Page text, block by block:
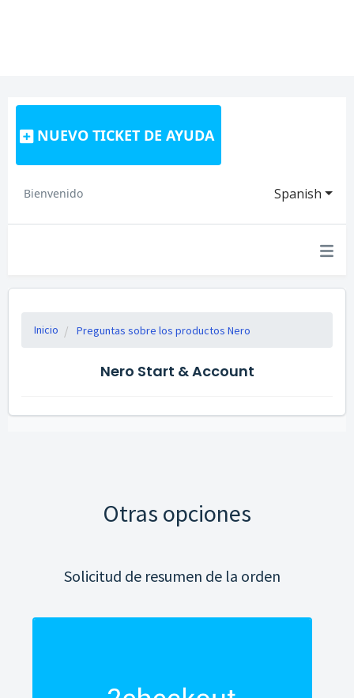
NUEVO TICKET DE AYUDA
Spanish
Bienvenido
Inicio Preguntas sobre los productos Nero
Nero Start & Account
Otras opciones
Solicitud de resumen de la orden